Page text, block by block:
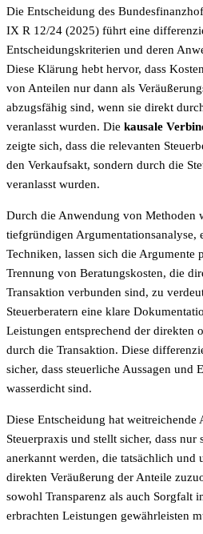
Die Entscheidung des
IX R 12/24 (2025) führt eine
Entscheidungskriterien und deren
Diese Klärung hebt hervor, dass
von Anteilen nur dann als
abzugsfähig sind, wenn sie direkt
veranlasst wurden. Die kausale
zeigte sich, dass die relevanten
den Verkaufsakt, sondern durch die
veranlasst wurden.
Durch die Anwendung von Methoden
tiefgründigen Argumentationsanalyse,
Techniken, lassen sich die Argumente
Trennung von Beratungskosten, die
Transaktion verbunden sind, zu
Steuerberatern eine klare
Leistungen entsprechend der direkten
durch die Transaktion. Diese
sicher, dass steuerliche Aussagen und
wasserdicht sind.
Diese Entscheidung hat weitreichende
Steuerpraxis und stellt sicher, dass nur
anerkannt werden, die tatsächlich und
direkten Veräußerung der Anteile
sowohl Transparenz als auch Sorgfalt
erbrachten Leistungen gewährleisten